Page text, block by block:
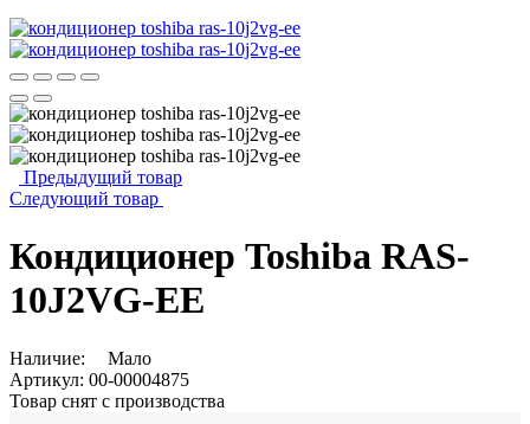
Предыдущий товар
Следующий товар
Кондиционер Toshiba RAS-
10J2VG-EE
Наличие:
Мало
Артикул: 00-00004875
Товар снят с производства